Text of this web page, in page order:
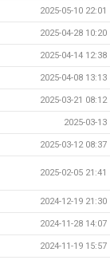
2025-05-10 22:01
2025-04-28 10:20
2025-04-14 12:38
2025-04-08 13:13
2025-03-21 08:12
2025-03-13
2025-03-12 08:37
2025-02-05 21:41
2024-12-19 21:30
2024-11-28 14:07
2024-11-19 15:57